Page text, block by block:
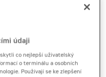
údaji
co nejlepší uživatelský
o terminálu a osobních
Používají se ke zlepšení